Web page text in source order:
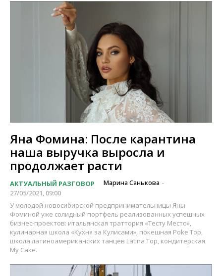
Яна Фомина: После карантина
наша выручка выросла и
продолжает расти
АКТУАЛЬНЫЙ РАЗГОВОР Марина Санькова -
27/05/2021, 09:00
У молодой новосибирской предпринимательницы Яны
Фоминой уже солидный портфель реализованных успешных
бизнес-проектов: итальянская траттория «Тесту Место»,
кулинарная школа «Кухня за Кулисами», покешная Poke Top,
школа латиноамериканских танцев Latina Top, кондитерская
My Cake.